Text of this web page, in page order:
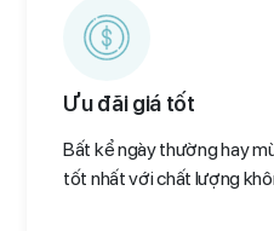
Ưu đãi giá tốt
Bất kể ngày thường hay
tốt nhất với chất lượng